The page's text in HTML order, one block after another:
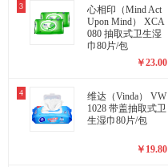
3
心相印（Mind Act
Upon Mind） XCA
080 抽取式卫生湿
巾80片/包
￥23.00
4
维达（Vinda） VW
1028 带盖抽取式卫
生湿巾80片/包
￥ 19.80